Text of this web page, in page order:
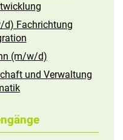
d) Fachrichtung
(m/w/d)
und Verwaltung